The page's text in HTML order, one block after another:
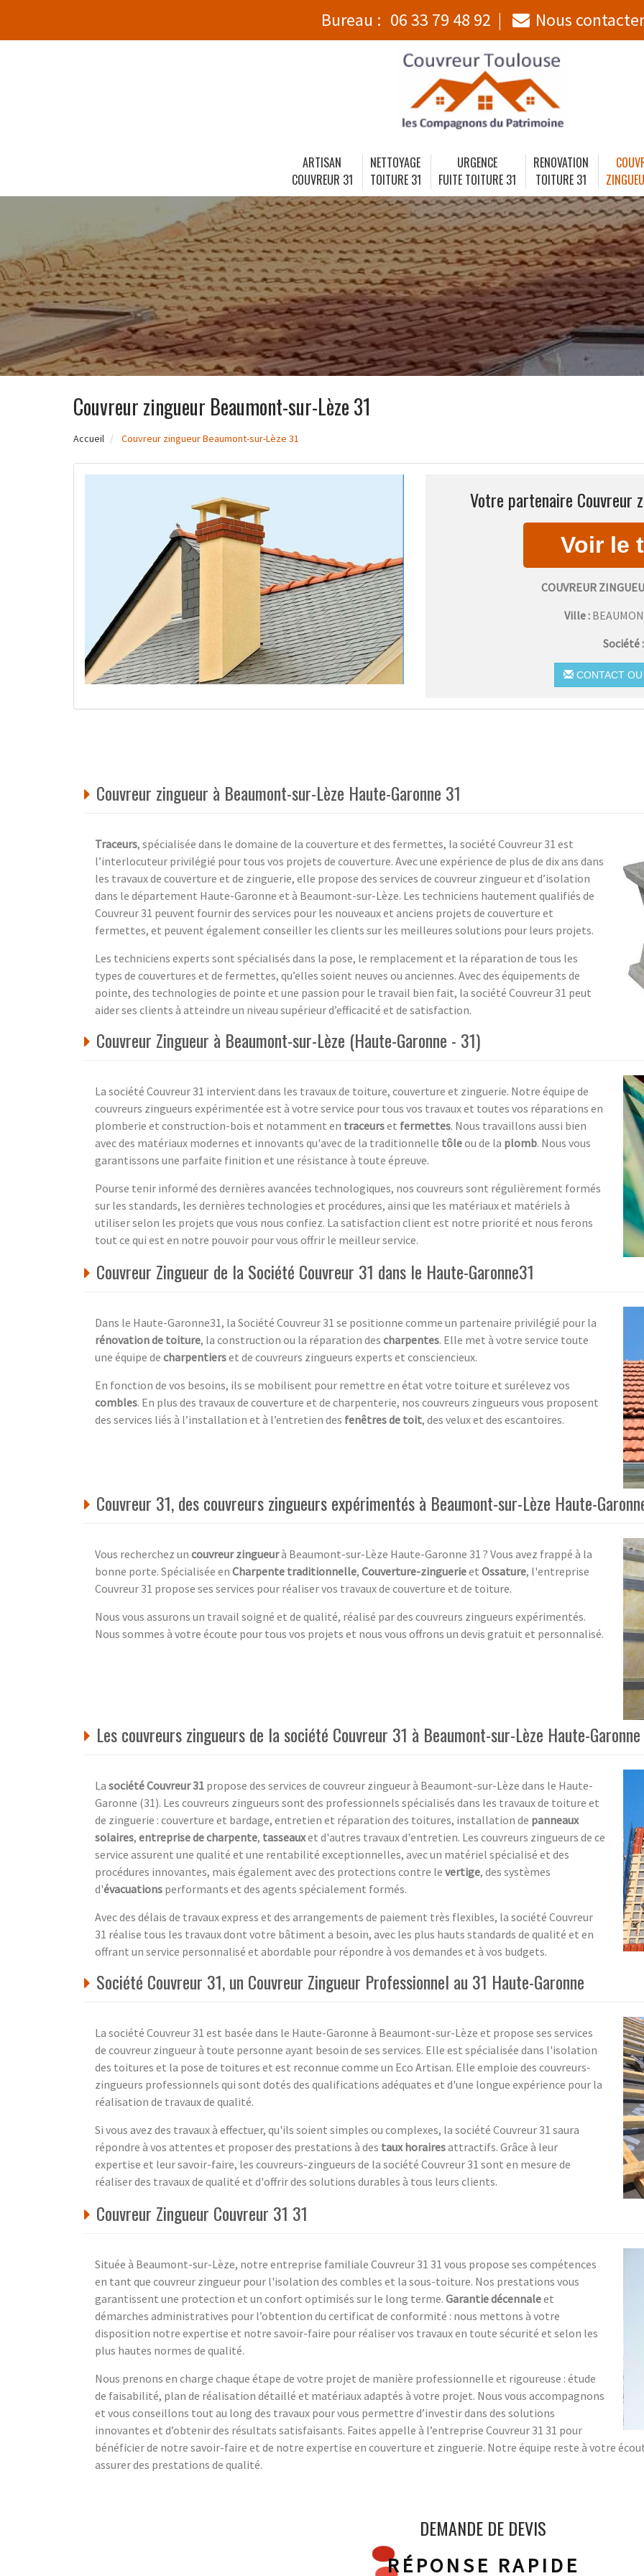
Bureau : 06 33 79 48 92 Nous contacter
ARTISAN
COUVREUR 31
NETTOYAGE
TOITURE 31
URGENCE
FUITE TOITURE 31
RENOVATION
TOITURE 31
Couvreur zingueur Beaumont-sur-Lèze 31
Accueil Couvreur zingueur Beaumont-sur-Lèze 31
Votre partenaire Couvreur
COUVREUR
Ville :
Société
CONTACT OU
Couvreur zingueur à Beaumont-sur-Lèze Haute-Garonne 31
Traceurs, spécialisée dans le domaine de la couverture et des fermettes, la société Couvreur 31 est
l’interlocuteur privilégié pour tous vos projets de couverture. Avec une expérience de plus de dix ans dans
les travaux de couverture et de zinguerie, elle propose des services de couvreur zingueur et d’isolation
dans le département Haute-Garonne et à Beaumont-sur-Lèze. Les techniciens hautement qualifiés de
Couvreur 31 peuvent fournir des services pour les nouveaux et anciens projets de couverture et
fermettes, et peuvent également conseiller les clients sur les meilleures solutions pour leurs projets.
Les techniciens experts sont spécialisés dans la pose, le remplacement et la réparation de tous les
types de couvertures et de fermettes, qu’elles soient neuves ou anciennes. Avec des équipements de
pointe, des technologies de pointe et une passion pour le travail bien fait, la société Couvreur 31 peut
aider ses clients à atteindre un niveau supérieur d’efficacité et de satisfaction.
Couvreur Zingueur à Beaumont-sur-Lèze (Haute-Garonne - 31)
La société Couvreur 31 intervient dans les travaux de toiture, couverture et zinguerie. Notre équipe de
couvreurs zingueurs expérimentée est à votre service pour tous vos travaux et toutes vos réparations en
plomberie et construction-bois et notamment en traceurset fermettes. Nous travaillons aussi bien
avec des matériaux modernes et innovants qu'avec de la traditionnelle tôleou de la plomb. Nous vous
garantissons une parfaite finition et une résistance à toute épreuve.
Pourse tenir informé des dernières avancées technologiques, nos couvreurs sont régulièrement formés
sur les standards, les dernières technologies et procédures, ainsi que les matériaux et matériels à
utiliser selon les projets que vous nous confiez. La satisfaction client est notre priorité et nous ferons
tout ce qui est en notre pouvoir pour vous offrir le meilleur service.
Couvreur Zingueur de la Société Couvreur 31 dans le Haute-Garonne31
Dans le Haute-Garonne31, la Société Couvreur 31 se positionne comme un partenaire privilégié pour la
rénovation de toiture, la construction ou la réparation des charpentes. Elle met à votre service toute
une équipe de charpentierset de couvreurs zingueurs experts et consciencieux.
En fonction de vos besoins, ils se mobilisent pour remettre en état votre toiture et surélevez vos
combles. En plus des travaux de couverture et de charpenterie, nos couvreurs zingueurs vous proposent
des services liés à l’installation et à l’entretien des fenêtres de toit, des velux et des escantoires.
Couvreur 31, des couvreurs zingueurs expérimentés à Beaumont-sur-Lèze Haute-
Vous recherchez un couvreur zingueurà Beaumont-sur-Lèze Haute-Garonne 31 ? Vous avez frappé à la
bonne porte. Spécialisée en Charpente traditionnelle, Couverture-zinguerieet Ossature, l'entreprise
Couvreur 31 propose ses services pour réaliser vos travaux de couverture et de toiture.
Nous vous assurons un travail soigné et de qualité, réalisé par des couvreurs zingueurs expérimentés.
Nous sommes à votre écoute pour tous vos projets et nous vous offrons un devis gratuit et personnalisé.
Les couvreurs zingueurs de la société Couvreur 31 à Beaumont-sur-Lèze Haute-
La société Couvreur 31 propose des services de couvreur zingueur à Beaumont-sur-Lèze dans le Haute-
Garonne (31). Les couvreurs zingueurs sont des professionnels spécialisés dans les travaux de toiture et
de zinguerie : couverture et bardage, entretien et réparation des toitures, installation de panneaux
solaires, entreprise de charpente, tasseauxet d'autres travaux d'entretien. Les couvreurs zingueurs de ce
service assurent une qualité et une rentabilité exceptionnelles, avec un matériel spécialisé et des
procédures innovantes, mais également avec des protections contre le vertige, des systèmes
d'évacuations performants et des agents spécialement formés.
Avec des délais de travaux express et des arrangements de paiement très flexibles, la société Couvreur
31 réalise tous les travaux dont votre bâtiment a besoin, avec les plus hauts standards de qualité et en
offrant un service personnalisé et abordable pour répondre à vos demandes et à vos budgets.
Société Couvreur 31, un Couvreur Zingueur Professionnel au 31 Haute-Garonne
La société Couvreur 31 est basée dans le Haute-Garonne à Beaumont-sur-Lèze et propose ses services
de couvreur zingueur à toute personne ayant besoin de ses services. Elle est spécialisée dans l'isolation
des toitures et la pose de toitures et est reconnue comme un Eco Artisan. Elle emploie des couvreurs-
zingueurs professionnels qui sont dotés des qualifications adéquates et d'une longue expérience pour la
réalisation de travaux de qualité.
Si vous avez des travaux à effectuer, qu'ils soient simples ou complexes, la société Couvreur 31 saura
répondre à vos attentes et proposer des prestations à des taux horairesattractifs. Grâce à leur
expertise et leur savoir-faire, les couvreurs-zingueurs de la société Couvreur 31 sont en mesure de
réaliser des travaux de qualité et d'offrir des solutions durables à tous leurs clients.
Couvreur Zingueur Couvreur 31 31
Située à Beaumont-sur-Lèze, notre entreprise familiale Couvreur 31 31 vous propose ses compétences
en tant que couvreur zingueur pour l'isolation des combles et la sous-toiture. Nos prestations vous
garantissent une protection et un confort optimisés sur le long terme. Garantie décennaleet
démarches administratives pour l’obtention du certificat de conformité : nous mettons à votre
disposition notre expertise et notre savoir-faire pour réaliser vos travaux en toute sécurité et selon les
plus hautes normes de qualité.
Nous prenons en charge chaque étape de votre projet de manière professionnelle et rigoureuse : étude
de faisabilité, plan de réalisation détaillé et matériaux adaptés à votre projet. Nous vous accompagnons
et vous conseillons tout au long des travaux pour vous permettre d’investir dans des solutions
innovantes et d’obtenir des résultats satisfaisants. Faites appelle à l’entreprise Couvreur 31 31 pour
bénéficier de notre savoir-faire et de notre expertise en couverture et zinguerie. Notre équipe reste à votre
assurer des prestations de qualité.
DEMANDE DE DEVIS
RÉPONSE RAPIDE